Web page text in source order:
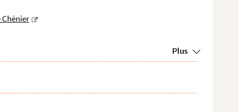
Chénier
Plus